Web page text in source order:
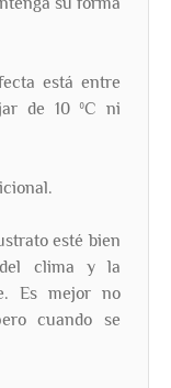
está entre
de 10 ºC ni
esté bien
del clima y la
Es mejor no
cuando se